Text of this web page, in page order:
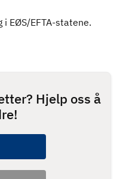
EØS/EFTA-statene.
Hjelp oss å